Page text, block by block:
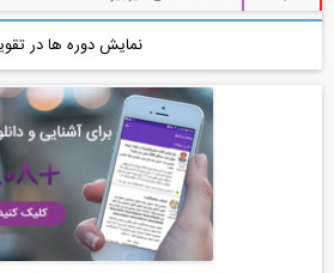
نمایش دوره ها در تقویم